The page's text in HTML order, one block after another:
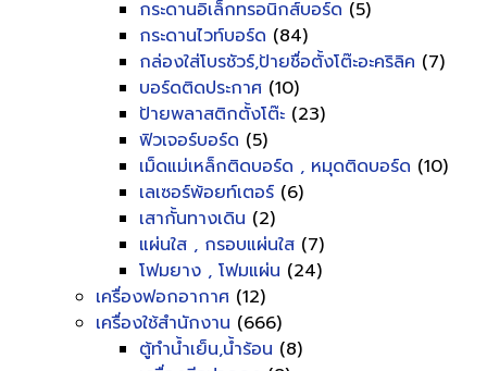
กระดานอิเล็กทรอนิกส์บอร์ด (5)
กระดานไวท์บอร์ด (84)
กล่องใส่โบรชัวร์,ป้ายชื่อตั้งโต๊ะอะคริลิค (7)
บอร์ดติดประกาศ (10)
ป้ายพลาสติกตั้งโต๊ะ (23)
ฟิวเจอร์บอร์ด (5)
เม็ดแม่เหล็กติดบอร์ด , หมุดติดบอร์ด (10)
เลเซอร์พ้อยท์เตอร์ (6)
เสากั้นทางเดิน (2)
แผ่นใส , กรอบแผ่นใส (7)
โฟมยาง , โฟมแผ่น (24)
เครื่องฟอกอากาศ (12)
เครื่องใช้สำนักงาน (666)
ตู้ทำน้ำเย็น,น้ำร้อน (8)